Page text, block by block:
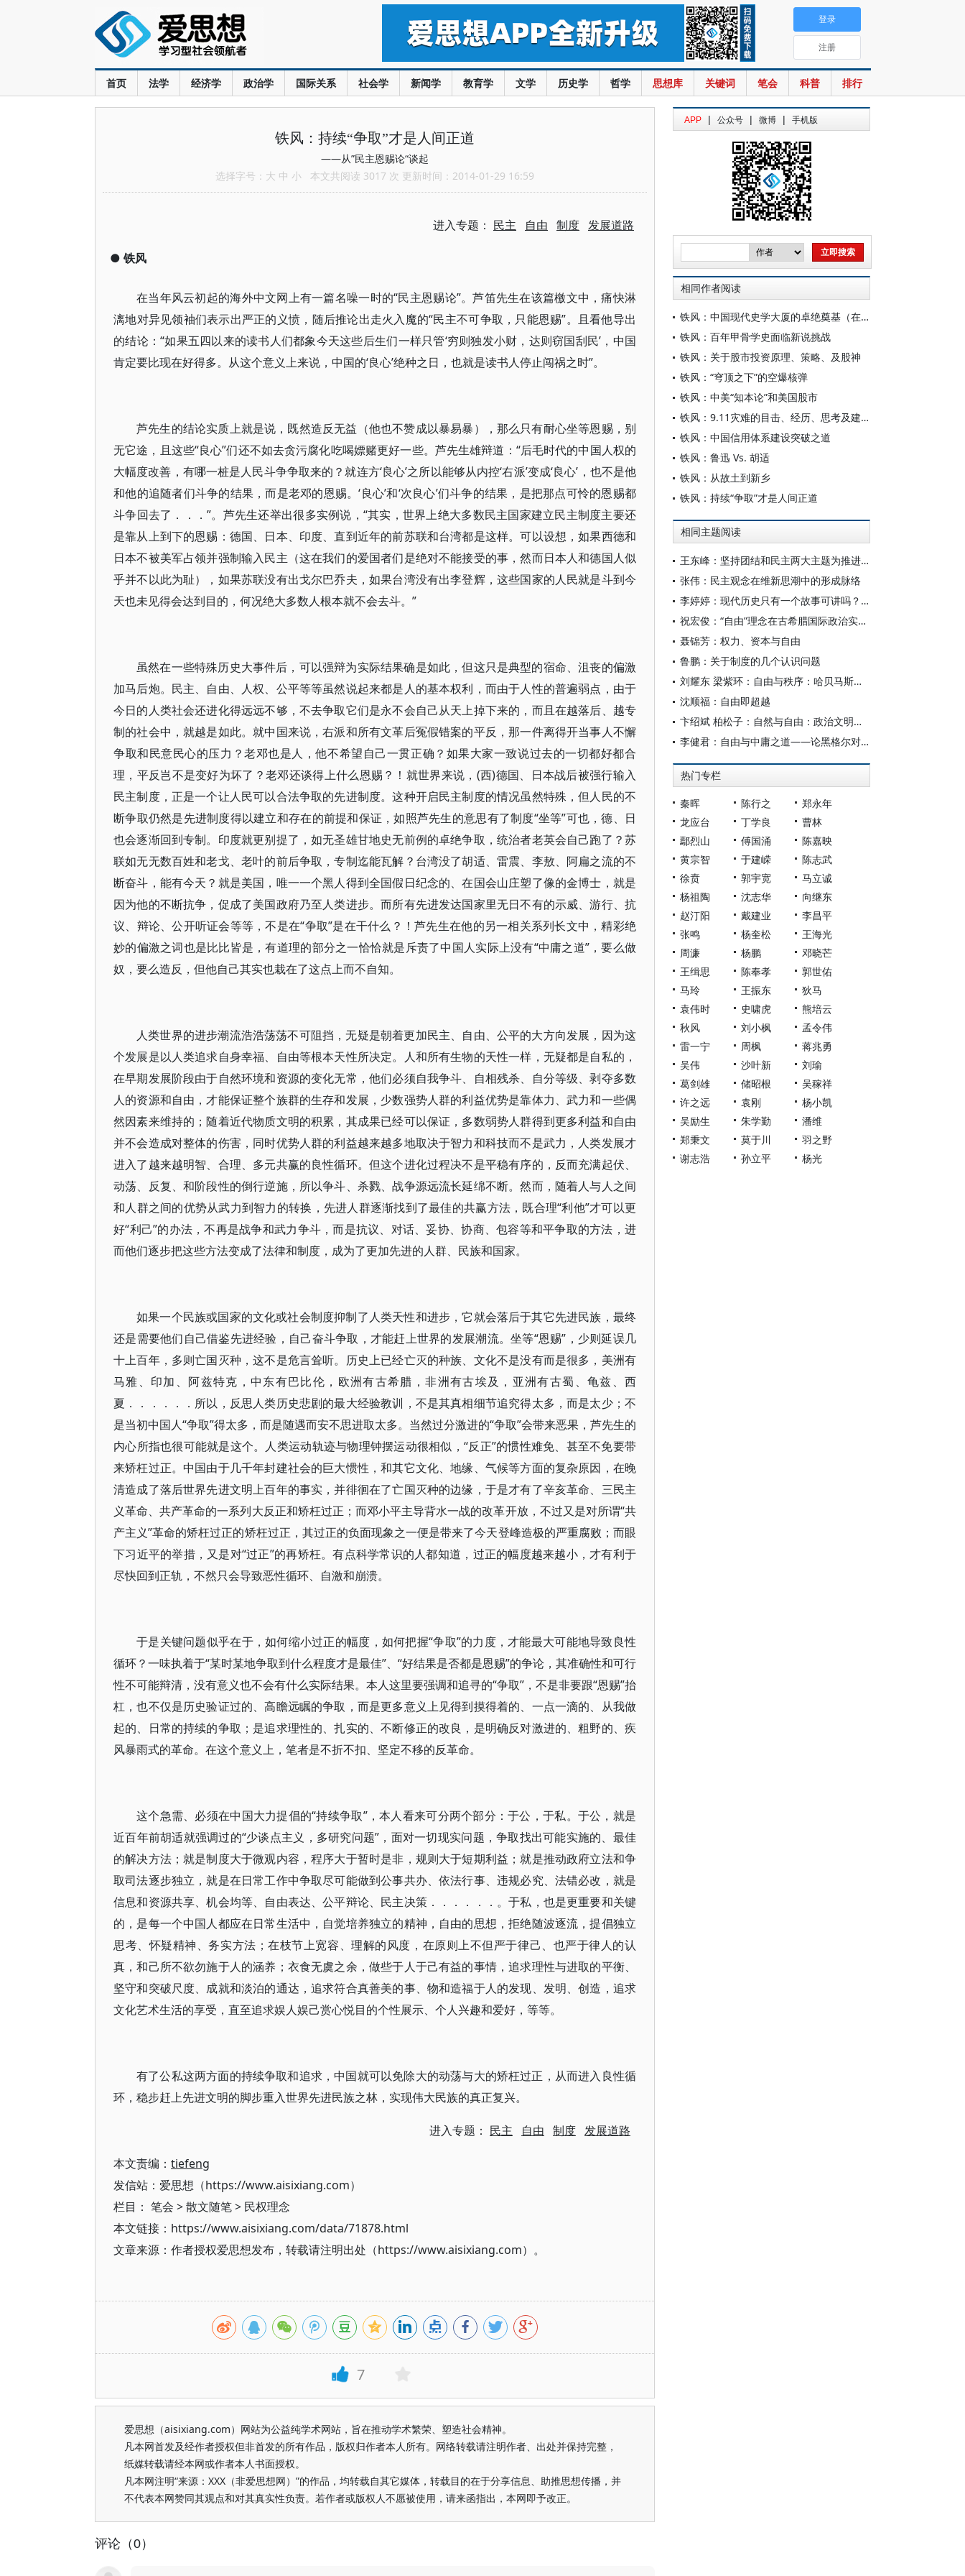
首页 法学 经济学 政治学 国际关系 社会学 新闻学 教育学 文学 历史学 哲学 思想库 关键词 笔会 科普 排行
登录
注册
铁风：持续“争取”才是人间正道
——从”民主恩赐论“谈起
选择字号： 大 中 小 本文共阅读 3017 次 更新时间：2014-01-29 16:59
进入专题： 民主 自由 制度 发展道路
● 铁风
在当年风云初起的海外中文网上有一篇名噪一时的“民主恩赐论”。芦笛先生在该篇檄文中，痛快淋
漓地对异见领袖们表示出严正的义愤，随后推论出走火入魔的“民主不可争取，只能恩赐”。且看他导出
的结论：“如果五四以来的读书人们都象今天这些后生们一样只管‘穷则独发小财，达则窃国刮民’，中国
肯定要比现在好得多。从这个意义上来说，中国的‘良心’绝种之日，也就是读书人停止闯祸之时”。
芦先生的结论实质上就是说，既然造反无益（他也不赞成以暴易暴），那么只有耐心坐等恩赐，别
无它途，且这些“良心”们还不如去贪污腐化吃喝嫖赌更好一些。芦先生雄辩道：“后毛时代的中国人权的
大幅度改善，有哪一桩是人民斗争争取来的？就连方‘良心’之所以能够从内控‘右派’变成‘良心’，也不是他
和他的追随者们斗争的结果，而是老邓的恩赐。‘良心’和‘次良心’们斗争的结果，是把那点可怜的恩赐都
斗争回去了．．．”。芦先生还举出很多实例说，“其实，世界上绝大多数民主国家建立民主制度主要还
是靠从上到下的恩赐：德国、日本、印度、直到近年的前苏联和台湾都是这样。可以设想，如果西德和
日本不被美军占领并强制输入民主（这在我们的爱国者们是绝对不能接受的事，然而日本人和德国人似
乎并不以此为耻），如果苏联没有出戈尔巴乔夫，如果台湾没有出李登辉，这些国家的人民就是斗到今
天也未见得会达到目的，何况绝大多数人根本就不会去斗。”
虽然在一些特殊历史大事件后，可以强辩为实际结果确是如此，但这只是典型的宿命、沮丧的偏激
加马后炮。民主、自由、人权、公平等等虽然说起来都是人的基本权利，而由于人性的普遍弱点，由于
今日的人类社会还进化得远远不够，不去争取它们是永不会自己从天上掉下来的，而且在越落后、越专
制的社会中，就越是如此。就中国来说，右派和所有文革后冤假错案的平反，那一件离得开当事人不懈
争取和民意民心的压力？老邓也是人，他不希望自己一贯正确？如果大家一致说过去的一切都好都合
理，平反岂不是变好为坏了？老邓还谈得上什么恩赐？！就世界来说，(西)德国、日本战后被强行输入
民主制度，正是一个让人民可以合法争取的先进制度。这种开启民主制度的情况虽然特殊，但人民的不
断争取仍然是先进制度得以建立和存在的前提和保证，如照芦先生的意思有了制度“坐等”可也，德、日
也会逐渐回到专制。印度就更别提了，如无圣雄甘地史无前例的卓绝争取，统治者老英会自己跑了？苏
联如无无数百姓和老戈、老叶的前后争取，专制迄能瓦解？台湾没了胡适、雷震、李敖、阿扁之流的不
断奋斗，能有今天？就是美国，唯一一个黑人得到全国假日纪念的、在国会山庄塑了像的金博士，就是
因为他的不断抗争，促成了美国政府乃至人类进步。而所有先进发达国家里无日不有的示威、游行、抗
议、辩论、公开听证会等等，不是在“争取”是在干什么？！芦先生在他的另一相关系列长文中，精彩绝
妙的偏激之词也是比比皆是，有道理的部分之一恰恰就是斥责了中国人实际上没有“中庸之道”，要么做
奴，要么造反，但他自己其实也栽在了这点上而不自知。
人类世界的进步潮流浩浩荡荡不可阻挡，无疑是朝着更加民主、自由、公平的大方向发展，因为这
个发展是以人类追求自身幸福、自由等根本天性所决定。人和所有生物的天性一样，无疑都是自私的，
在早期发展阶段由于自然环境和资源的变化无常，他们必须自我争斗、自相残杀、自分等级、剥夺多数
人的资源和自由，才能保证整个族群的生存和发展，少数强势人群的利益优势是靠体力、武力和一些偶
然因素来维持的；随着近代物质文明的积累，其成果已经可以保证，多数弱势人群得到更多利益和自由
并不会造成对整体的伤害，同时优势人群的利益越来越多地取决于智力和科技而不是武力，人类发展才
进入了越来越明智、合理、多元共赢的良性循环。但这个进化过程决不是平稳有序的，反而充满起伏、
动荡、反复、和阶段性的倒行逆施，所以争斗、杀戮、战争源远流长延绵不断。然而，随着人与人之间
和人群之间的优势从武力到智力的转换，先进人群逐渐找到了最佳的共赢方法，既合理“利他”才可以更
好“利己”的办法，不再是战争和武力争斗，而是抗议、对话、妥协、协商、包容等和平争取的方法，进
而他们逐步把这些方法变成了法律和制度，成为了更加先进的人群、民族和国家。
如果一个民族或国家的文化或社会制度抑制了人类天性和进步，它就会落后于其它先进民族，最终
还是需要他们自己借鉴先进经验，自己奋斗争取，才能赶上世界的发展潮流。坐等“恩赐”，少则延误几
十上百年，多则亡国灭种，这不是危言耸听。历史上已经亡灭的种族、文化不是没有而是很多，美洲有
马雅、印加、阿兹特克，中东有巴比伦，欧洲有古希腊，非洲有古埃及，亚洲有古蜀、龟兹、西
夏．．．．．．所以，反思人类历史悲剧的最大经验教训，不是其真相细节追究得太多，而是太少；不
是当初中国人“争取”得太多，而是随遇而安不思进取太多。当然过分激进的“争取”会带来恶果，芦先生的
内心所指也很可能就是这个。人类运动轨迹与物理钟摆运动很相似，“反正”的惯性难免、甚至不免要带
来矫枉过正。中国由于几千年封建社会的巨大惯性，和其它文化、地缘、气候等方面的复杂原因，在晚
清造成了落后世界先进文明上百年的事实，并徘徊在了亡国灭种的边缘，于是才有了辛亥革命、三民主
义革命、共产革命的一系列大反正和矫枉过正；而邓小平主导背水一战的改革开放，不过又是对所谓“共
产主义”革命的矫枉过正的矫枉过正，其过正的负面现象之一便是带来了今天登峰造极的严重腐败；而眼
下习近平的举措，又是对“过正”的再矫枉。有点科学常识的人都知道，过正的幅度越来越小，才有利于
尽快回到正轨，不然只会导致恶性循环、自激和崩溃。
于是关键问题似乎在于，如何缩小过正的幅度，如何把握“争取”的力度，才能最大可能地导致良性
循环？一味执着于“某时某地争取到什么程度才是最佳”、“好结果是否都是恩赐”的争论，其准确性和可行
性不可能辩清，没有意义也不会有什么实际结果。本人这里要强调和追寻的“争取”，不是非要跟“恩赐”抬
杠，也不仅是历史验证过的、高瞻远瞩的争取，而是更多意义上见得到摸得着的、一点一滴的、从我做
起的、日常的持续的争取；是追求理性的、扎实的、不断修正的改良，是明确反对激进的、粗野的、疾
风暴雨式的革命。在这个意义上，笔者是不折不扣、坚定不移的反革命。
这个急需、必须在中国大力提倡的“持续争取”，本人看来可分两个部分：于公，于私。于公，就是
近百年前胡适就强调过的“少谈点主义，多研究问题”，面对一切现实问题，争取找出可能实施的、最佳
的解决方法；就是制度大于微观内容，程序大于暂时是非，规则大于短期利益；就是推动政府立法和争
取司法逐步独立，就是在日常工作中争取尽可能做到公事共办、依法行事、违规必究、法错必改，就是
信息和资源共享、机会均等、自由表达、公平辩论、民主决策．．．．．．。于私，也是更重要和关键
的，是每一个中国人都应在日常生活中，自觉培养独立的精神，自由的思想，拒绝随波逐流，提倡独立
思考、怀疑精神、务实方法；在枝节上宽容、理解的风度，在原则上不但严于律己、也严于律人的认
真，和己所不欲勿施于人的涵养；衣食无虞之余，做些于人于己有益的事情，追求理性与进取的平衡、
坚守和突破尺度、成就和淡泊的通达，追求符合真善美的事、物和造福于人的发现、发明、创造，追求
文化艺术生活的享受，直至追求娱人娱己赏心悦目的个性展示、个人兴趣和爱好，等等。
有了公私这两方面的持续争取和追求，中国就可以免除大的动荡与大的矫枉过正，从而进入良性循
环，稳步赶上先进文明的脚步重入世界先进民族之林，实现伟大民族的真正复兴。
进入专题： 民主 自由 制度 发展道路
本文责编： tiefeng
发信站：爱思想（https://www.aisixiang.com）
栏目： 笔会 >散文随笔> 民权理念
本文链接：https://www.aisixiang.com/data/71878.html
文章来源：作者授权爱思想发布，转载请注明出处（https://www.aisixiang.com）。
7
爱思想（aisixiang.com）网站为公益纯学术网站，旨在推动学术繁荣、塑造社会精神。
凡本网首发及经作者授权但非首发的所有作品，版权归作者本人所有。网络转载请注明作者、出处并保持完整，
纸媒转载请经本网或作者本人书面授权。
凡本网注明“来源：XXX（非爱思想网）”的作品，均转载自其它媒体，转载目的在于分享信息、助推思想传播，并
不代表本网赞同其观点和对其真实性负责。若作者或版权人不愿被使用，请来函指出，本网即予改正。
评论（0）
APP | 公众号 | 微博 | 手机版
相同作者阅读
铁风：中国现代史学大厦的卓绝奠基（在东西洋留学学人归国之前）
铁风：百年甲骨学史面临新说挑战
铁风：关于股市投资原理、策略、及股神
铁风：“穹顶之下”的空爆核弹
铁风：中美“知本论”和美国股市
铁风：9.11灾难的目击、经历、思考及建议
铁风：中国信用体系建设突破之道
铁风：鲁迅 Vs. 胡适
铁风：从故土到新乡
铁风：持续“争取”才是人间正道
相同主题阅读
王东峰：坚持团结和民主两大主题为推进中国式现代化广泛凝心聚力
张伟：民主观念在维新思潮中的形成脉络
李婷婷：现代历史只有一个故事可讲吗？——阿伦特论个人尊严与自由的危机和出路
祝宏俊：“自由”理念在古希腊国际政治实践中的失败
聂锦芳：权力、资本与自由
鲁鹏：关于制度的几个认识问题
刘耀东 梁紫环：自由与秩序：哈贝马斯政治哲学的建构逻辑
沈顺福：自由即超越
卞绍斌 柏松子：自然与自由：政治文明语境中的康德目的论观念
李健君：自由与中庸之道——论黑格尔对孔子的批评
热门专栏
秦晖 陈行之
郑永年
龙应台
丁学良
曹林
鄢烈山
傅国涌
陈嘉映
黄宗智
于建嵘
陈志武
徐贲
郭宇宽
马立诚
杨祖陶
沈志华
向继东
赵汀阳
戴建业
李昌平
张鸣
杨奎松
王海光
周濂
杨鹏
邓晓芒
王缉思
陈奉孝
郭世佑
马玲
王振东
狄马
袁伟时
史啸虎
熊培云
秋风
刘小枫
孟令伟
雷一宁
周枫
蒋兆勇
吴伟
沙叶新
刘瑜
葛剑雄
储昭根
吴稼祥
许之远
袁刚
杨小凯
吴励生
朱学勤
潘维
郑秉文
莫于川
羽之野
谢志浩
孙立平 杨光